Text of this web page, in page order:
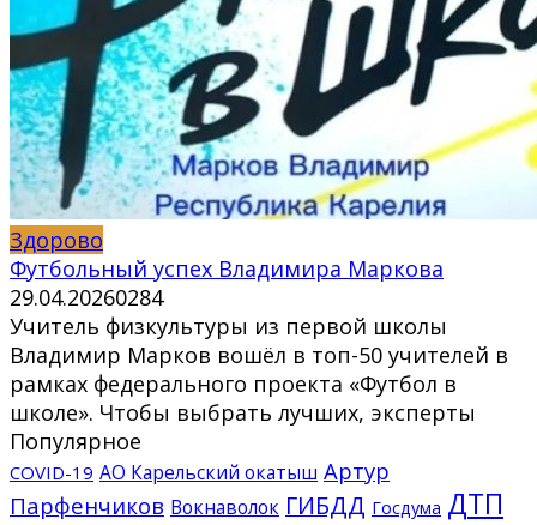
Здорово
Футбольный успех Владимира Маркова
29.04.20260284
Учитель физкультуры из первой школы
Владимир Марков вошёл в топ-50 учителей в
рамках федерального проекта «Футбол в
школе». Чтобы выбрать лучших, эксперты
Популярное
COVID-19 АО Карельский окатыш Артур
Парфенчиков Вокнаволок ГИБДД Госдума ДТП